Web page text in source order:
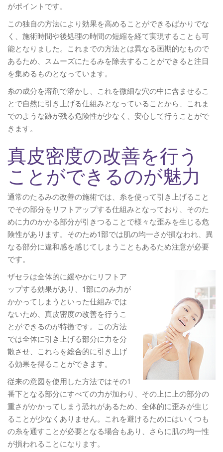
がポイントです。
この独自の方法により効果を高めることができるばかりでな
く、施術時間や後処理の時間の短縮を経て実現することも可
能となりました。これまでの方法とは異なる画期的なもので
あるため、スムーズにたるみを除去することができると注目
を集めるものとなっています。
糸の成分を溶剤で溶かし、これを微細な穴の中に含ませるこ
とで自然に引き上げる仕組みとなっていることから、これま
でのような跡が残る危険性が少なく、安心して行うことがで
きます。
真皮密度の改善を行う
ことができるのが魅力
通常のたるみの改善の施術では、糸を使って引き上げること
でその部分をリフトアップする仕組みとなっており、そのた
めに力のかかる部分が引きつることで様々な歪みを生じる危
険性があります。そのため1部では肌の均一さが損なわれ、異
なる部分に違和感を感じてしまうこともあるため注意が必要
です。
ザセラは全体的に緩やかにリフトア
ップする効果があり、1部にのみ力が
かかってしまうといった仕組みでは
ないため、真皮密度の改善を行うこ
とができるのが特徴です。この方法
では全体に引き上げる部分に力を分
散させ、これらを総合的に引き上げ
る効果を得ることができます。
従来の意図を使用した方法ではその1
番下となる部分にすべての力が加わり、その上に上の部分の
重さがかかってしまう恐れがあるため、全体的に歪みが生じ
ることが少なくありません。これを避けるためにはいくつも
の糸を通すことが必要となる場合もあり、さらに肌の均一性
が損われることになります。